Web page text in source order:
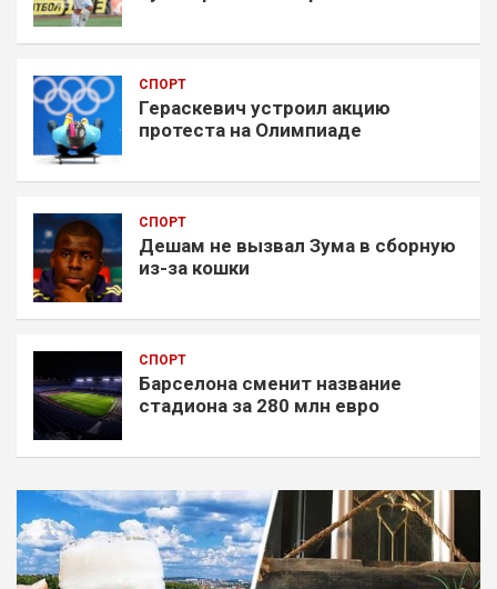
СПОРТ
Гераскевич устроил акцию
протеста на Олимпиаде
СПОРТ
Дешам не вызвал Зума в сборную
из-за кошки
СПОРТ
Барселона сменит название
стадиона за 280 млн евро